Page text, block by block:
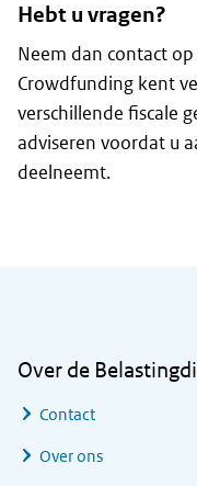
Hebt u vragen?
Neem dan contact
Crowdfunding kent
verschillende fiscale
adviseren voordat u
deelneemt.
Over de
Contact
Over ons